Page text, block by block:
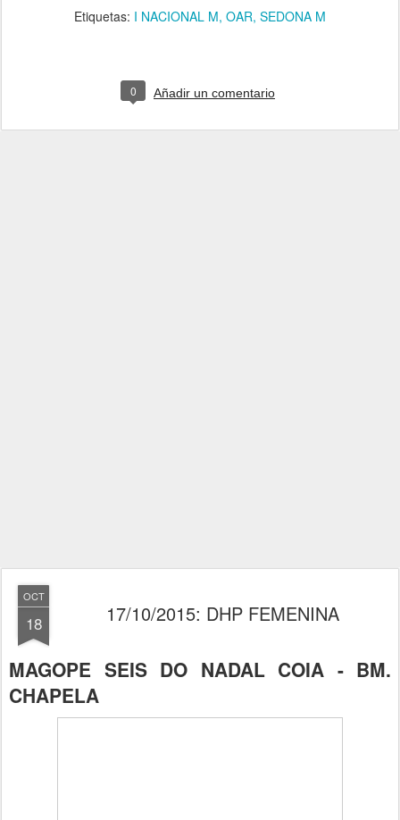
Etiquetas: I NACIONAL M OAR SEDONA M
0 Añadir un comentario
OCT
18 17/10/2015: DHP FEMENINA
MAGOPE SEIS DO NADAL COIA - BM.
CHAPELA